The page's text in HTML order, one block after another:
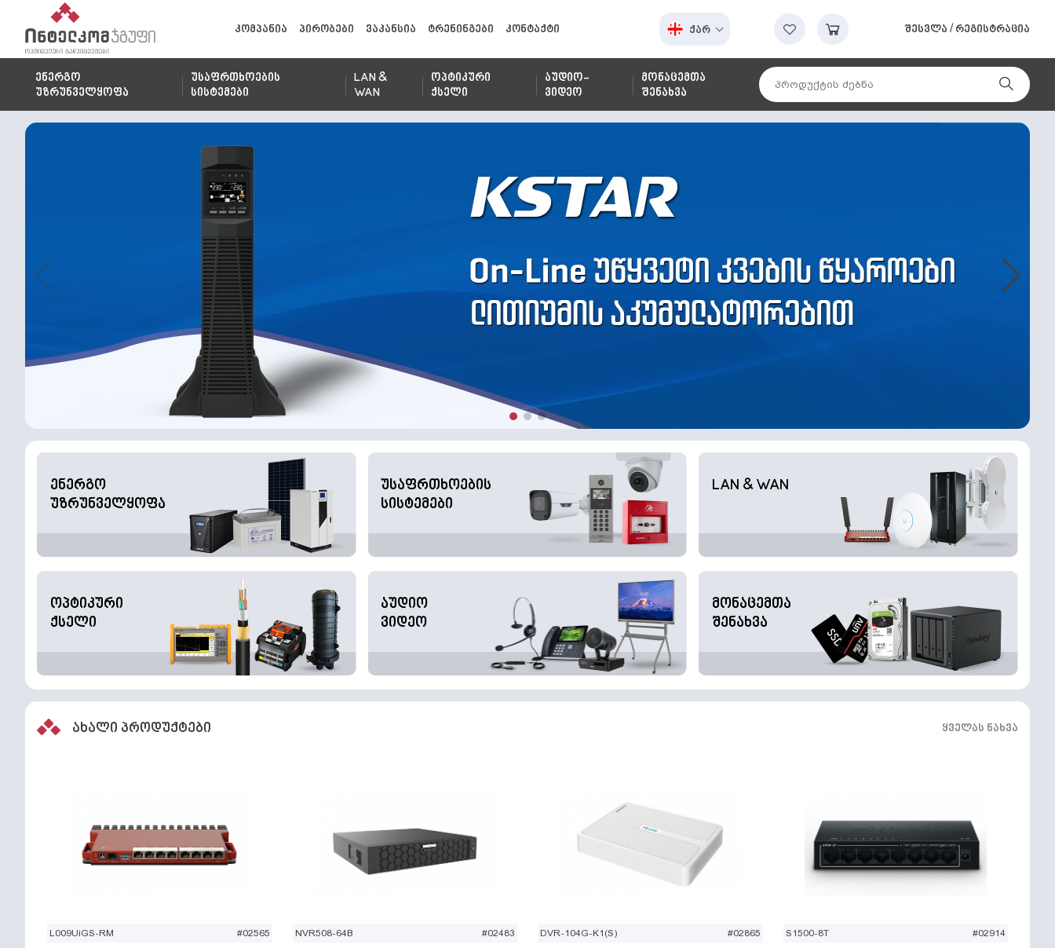
კომპანია პირობები ვაკანსია ტრენინგები კონტაქტი ქარ შესვლა / რეგისტრაცია
ენერგო
უზრუნველყოფა
უსაფრთხოების
სისტემები
LAN &
WAN
ოპტიკური
ქსელი
აუდიო-
ვიდეო
მონაცემთა
შენახვა
ენერგო
უზრუნველყოფა
უსაფრთხოების
სისტემები
LAN & WAN
ოპტიკური
ქსელი
აუდიო
ვიდეო
მონაცემთა
შენახვა
ახალი პროდუქტები ყველას ნახვა
L009UiGS-RM #02565 NVR508-64B #02483 DVR-104G-K1(S) #02865 S1500-8T #02914